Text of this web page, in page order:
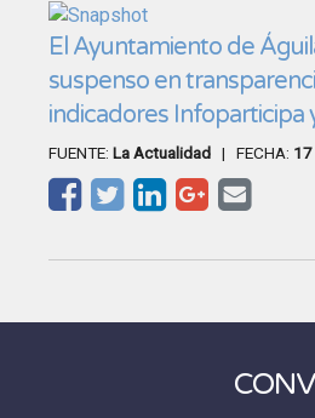
El Ayuntamiento de
suspenso en
indicadores Infoparticipa
FUENTE: La Actualidad | FECHA: